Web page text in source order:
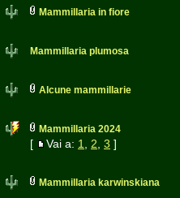
Mammillaria in fiore
Mammillaria plumosa
Alcune mammillarie
Mammillaria 2024
[ Vai a: 1 2 3 ]
Mammillaria karwinskiana